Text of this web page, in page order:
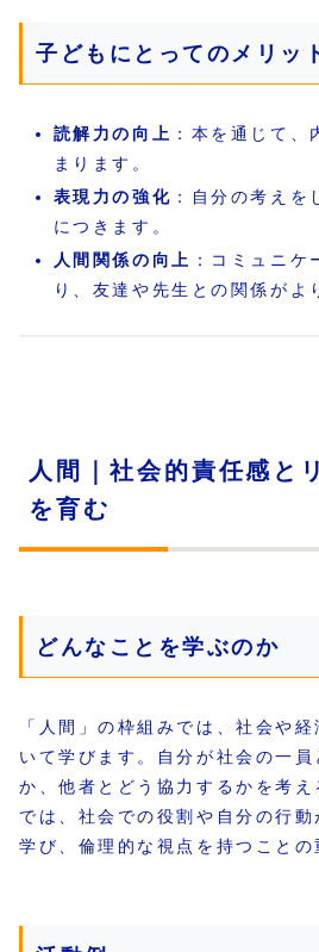
子どもにとってのメリッ
読解力の向上 ：本を通じて、
まります。
表現力の強化 ：自分の考えを
につきます。
人間関係の向上
：コミュニケ
り、友達や先生との関係がよ
人間｜社会的責任感と
を育む
どんなことを学ぶのか
「人間」の枠組みでは、社会や
いて学びます。自分が社会の一員
か、他者とどう協力するかを考え
では、社会での役割や自分の行
学び、倫理的な視点を持つことの